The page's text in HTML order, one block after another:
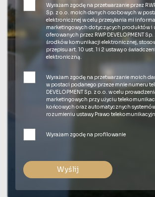
Wyrażam zgodę na przetwarzanie przez
Sp. z o.o. moich danych osobowych w
elektronicznej w celu przesyłania mi
marketingowych dotyczących produktów i
oferowanych przez RWP DEVELOPMENT
środków komunikacji elektronicznej,
przepisu art. 10 ust. 1 i 2 ustawy o
elektroniczną.
Wyrażam zgodę na przetwarzanie moich
w postaci podanego przeze mnie numeru
DEVELOPMENT Sp. z o.o. w celu
marketingowych przy użyciu
końcowych oraz automatycznych
rozumieniu ustawy Prawo
Wyrażam zgodę na profilowanie
Wyślij